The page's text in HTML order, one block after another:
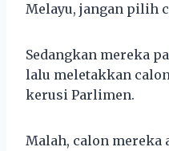
Melayu, jangan pilih
Sedangkan mereka
lalu meletakkan
kerusi Parlimen.
Malah, calon mereka